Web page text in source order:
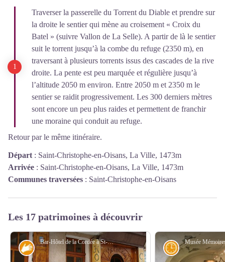
Traverser la passerelle du Torrent du Diable et prendre sur
la droite le sentier qui mène au croisement « Croix du
Batel » (suivre Vallon de La Selle). A partir de là le sentier
suit le torrent jusqu’à la combe du refuge (2350 m), en
traversant à plusieurs torrents issus des cascades de la rive
droite. La pente est peu marquée et régulière jusqu’à
l’altitude 2050 m environ. Entre 2050 m et 2350 m le
sentier se raidit progressivement. Les 300 derniers mètres
sont encore un peu plus raides et permettent de franchir
une moraine qui conduit au refuge.
Retour par le même itinéraire.
Départ : Saint-Christophe-en-Oisans, La Ville, 1473m
Arrivée : Saint-Christophe-en-Oisans, La Ville, 1473m
Communes traversées : Saint-Christophe-en-Oisans
Les 17 patrimoines à découvrir
Bar-Hôtel de la Cordée à St-Christophe-en-Oisans Ville - © Parc national des Ecrins - Serge Derivaz
Savoir-faire Histoire